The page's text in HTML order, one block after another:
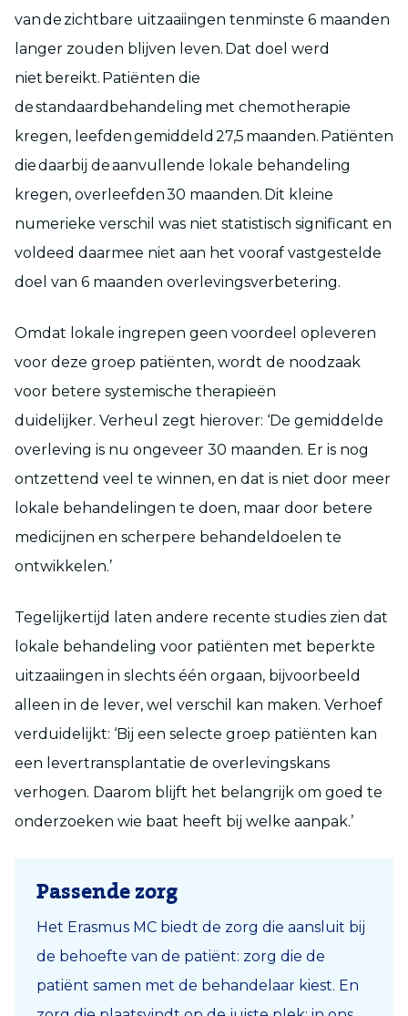
van de zichtbare uitzaaiingen tenminste 6 maanden
langer zouden blijven leven. Dat doel werd
niet bereikt. Patiënten die
de standaardbehandeling met chemotherapie
kregen, leefden gemiddeld 27,5 maanden. Patiënten
die daarbij de aanvullende lokale behandeling
kregen, overleefden 30 maanden. Dit kleine
numerieke verschil was niet statistisch significant en
voldeed daarmee niet aan het vooraf vastgestelde
doel van 6 maanden overlevingsverbetering.
Omdat lokale ingrepen geen voordeel opleveren
voor deze groep patiënten, wordt de noodzaak
voor betere systemische therapieën
duidelijker. Verheul zegt hierover: ‘De gemiddelde
overleving is nu ongeveer 30 maanden. Er is nog
ontzettend veel te winnen, en dat is niet door meer
lokale behandelingen te doen, maar door betere
medicijnen en scherpere behandeldoelen te
ontwikkelen.’
Tegelijkertijd laten andere recente studies zien dat
lokale behandeling voor patiënten met beperkte
uitzaaiingen in slechts één orgaan, bijvoorbeeld
alleen in de lever, wel verschil kan maken. Verhoef
verduidelijkt: ‘Bij een selecte groep patiënten kan
een levertransplantatie de overlevingskans
verhogen. Daarom blijft het belangrijk om goed te
onderzoeken wie baat heeft bij welke aanpak.’
Passende zorg
Het Erasmus MC biedt de zorg die aansluit bij
de behoefte van de patiënt: zorg die de
patiënt samen met de behandelaar kiest. En